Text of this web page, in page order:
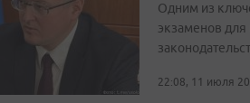
Одним из
экзаменов для
22:08, 11 июля